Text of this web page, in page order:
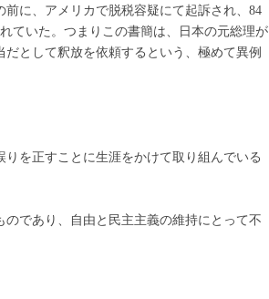
に、アメリカで脱税容疑にて起訴され、84
ていた。つまりこの書簡は、日本の元総理が
として釈放を依頼するという、極めて異例
を正すことに生涯をかけて取り組んでいる
であり、自由と民主主義の維持にとって不